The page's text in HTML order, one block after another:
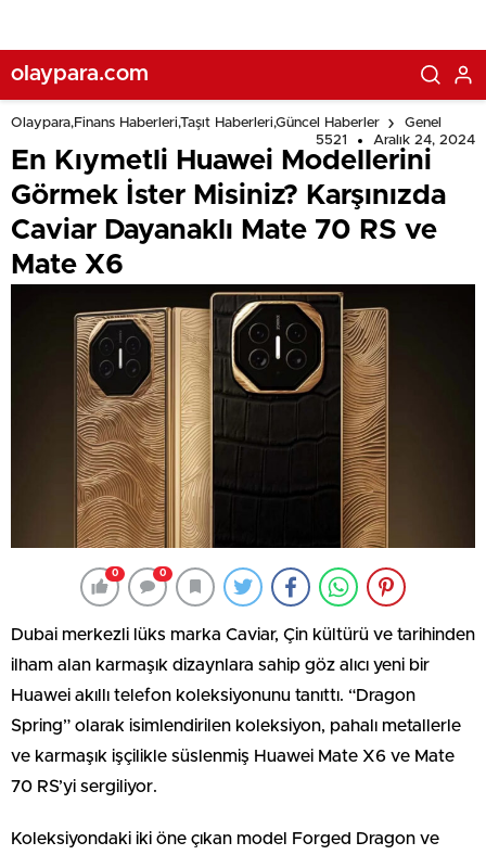
olaypara.com
Olaypara,Finans Haberleri,Taşıt Haberleri,Güncel Haberler
Genel
5521
Aralık 24, 2024
En Kıymetli Huawei Modellerini
Görmek İster Misiniz? Karşınızda
Caviar Dayanaklı Mate 70 RS ve
Mate X6
0 0
Dubai merkezli lüks marka Caviar, Çin kültürü ve tarihinden
ilham alan karmaşık dizaynlara sahip göz alıcı yeni bir
Huawei akıllı telefon koleksiyonunu tanıttı. “Dragon
Spring” olarak isimlendirilen koleksiyon, pahalı metallerle
ve karmaşık işçilikle süslenmiş Huawei Mate X6 ve Mate
70 RS’yi sergiliyor.
Koleksiyondaki iki öne çıkan model Forged Dragon ve